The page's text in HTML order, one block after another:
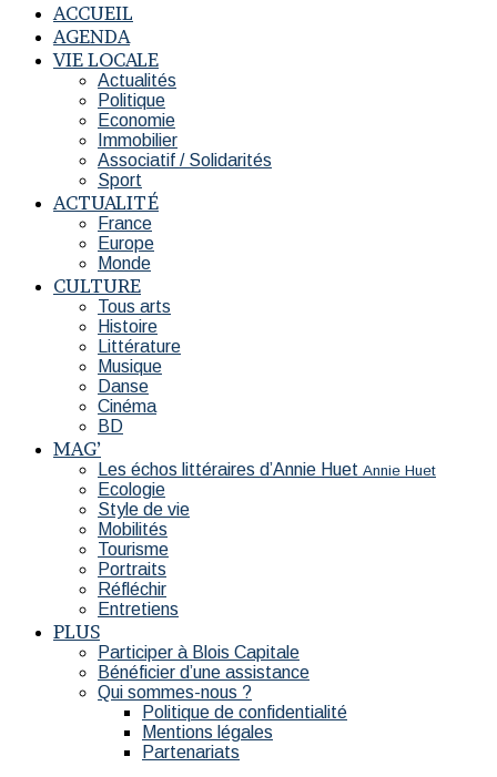
ACCUEIL
AGENDA
VIE LOCALE
Actualités
Politique
Economie
Immobilier
Associatif / Solidarités
Sport
ACTUALITÉ
France
Europe
Monde
CULTURE
Tous arts
Histoire
Littérature
Musique
Danse
Cinéma
BD
MAG’
Les échos littéraires d’Annie Huet Annie Huet
Ecologie
Style de vie
Mobilités
Tourisme
Portraits
Réfléchir
Entretiens
PLUS
Participer à Blois Capitale
Bénéficier d’une assistance
Qui sommes-nous ?
Politique de confidentialité
Mentions légales
Partenariats